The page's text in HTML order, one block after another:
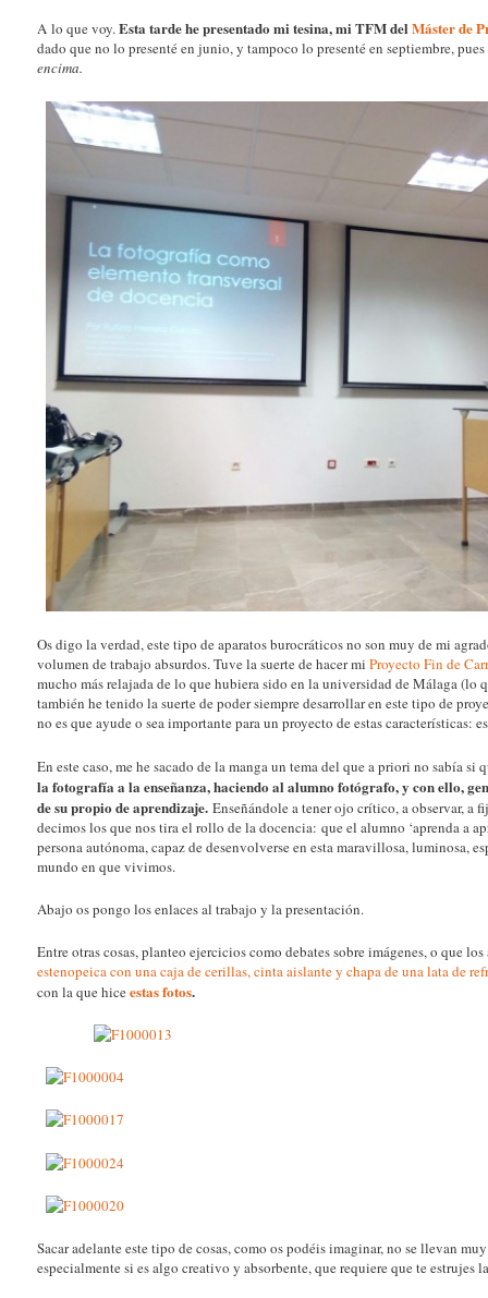
A lo que voy.Esta tarde he presentado mi tesina, mi TFM delMáster de
dado que no lo presenté en junio, y tampoco lo presenté en septiembre,
encima.
Os digo la verdad, este tipo de aparatos burocráticos no son muy de mi
volumen de trabajo absurdos. Tuve la suerte de hacer miProyecto Fin de
mucho más relajada de lo que hubiera sido en la universidad de Málaga (lo
también he tenido la suerte de poder siempre desarrollar en este tipo de
no es que ayude o sea importante para un proyecto de estas características:
En este caso, me he sacado de la manga un tema del que a priori no sabía si
la fotografía a la enseñanza, haciendo al alumno fotógrafo, y con ello,
de su propio de aprendizaje.Enseñándole a tener ojo crítico, a observar, a
decimos los que nos tira el rollo de la docencia: que el alumno ‘aprenda a
persona autónoma, capaz de desenvolverse en esta maravillosa, luminosa,
mundo en que vivimos.
Abajo os pongo los enlaces al trabajo y la presentación.
Entre otras cosas, planteo ejercicios como debates sobre imágenes, o que
estenopeica con una caja de cerillas, cinta aislante y chapa de una lata de
con la que hiceestas fotos.
Sacar adelante este tipo de cosas, como os podéis imaginar, no se llevan
especialmente si es algo creativo y absorbente, que requiere que te estrujes